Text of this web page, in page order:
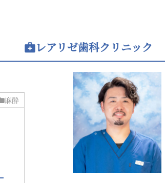
麻酔
レアリゼ歯科クリニック